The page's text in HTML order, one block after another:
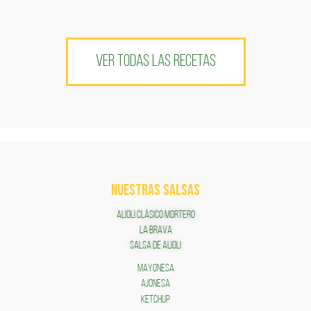
VER TODAS LAS RECETAS
NUESTRAS SALSAS
ALIOLI CLÁSICO MORTERO
LA BRAVA
SALSA DE ALIOLI
MAYONESA
AJONESA
KETCHUP